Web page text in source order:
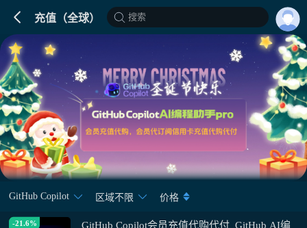
充值（全球） 搜索
GitHub Copilot 区域不限 价格
-21.6%
GitHub Copilot会员充值代购代付_GitHub AI编